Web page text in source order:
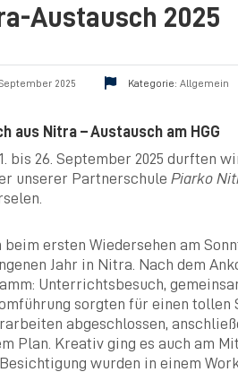
Austausch 2025
2025 Kategorie: Allgemein
aus Nitra – Austausch am HGG
bis 26. September 2025 durften
unserer Partnerschule Piarko
beim ersten Wiedersehen am
Jahr in Nitra. Nach dem
Unterrichtsbesuch,
sorgten für einen tollen
abgeschlossen,
Plan. Kreativ ging es auch am
wurden in einem